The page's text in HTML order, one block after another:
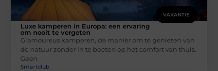
VAKANTIE
Luxe kamperen in Europa: een ervaring
om nooit te vergeten
Glamoureus kamperen, de manier om te genieten van
de natuur zonder in te boeten op het comfort van thuis.
Geen
Smartclub